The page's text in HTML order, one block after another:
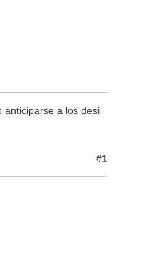
anticiparse a los desi
#1